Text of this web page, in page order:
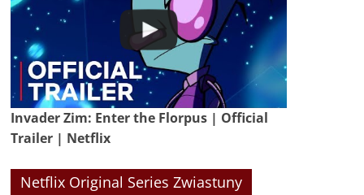
Invader Zim: Enter the Florpus | Official
Trailer | Netflix
Netflix Original Series Zwiastuny